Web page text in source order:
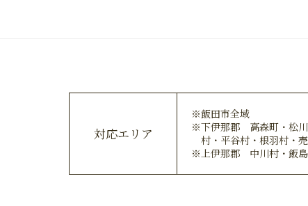
対応エリア
飯田市全域
下伊那郡 高森町・松川
村・平谷村・根羽村・
上伊那郡 中川村・飯